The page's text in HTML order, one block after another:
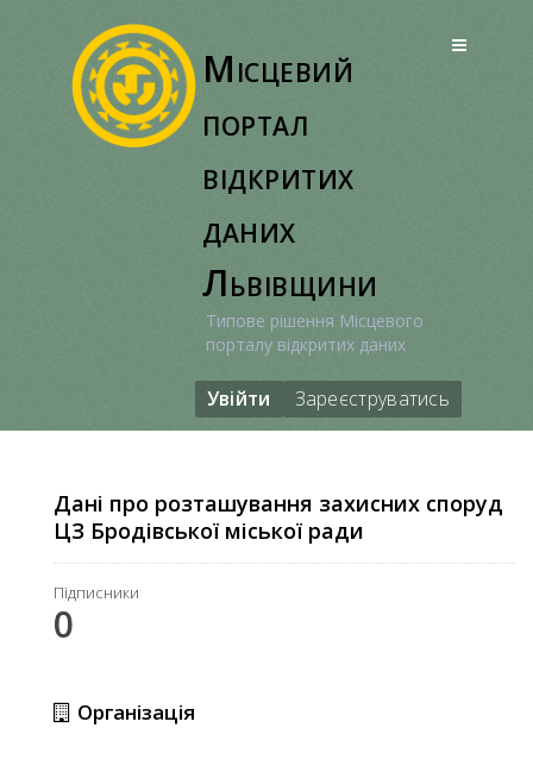
Місцевий
портал
відкритих
даних
Львівщини
Типове рішення Місцевого
порталу відкритих даних
Увійти Зареєструватись
Дані про розташування захисних споруд
ЦЗ Бродівської міської ради
Підписники
0
Організація